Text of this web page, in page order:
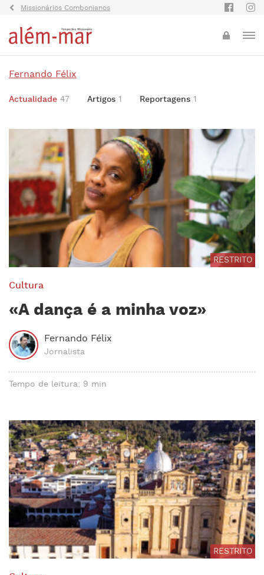
Missionários Combonianos
Fernando Félix
Actualidade 47 Artigos 1 Reportagens 1
RESTRITO
Cultura
«A dança é a minha voz»
Fernando Félix
Jornalista
Tempo de leitura: 9 min
RESTRITO